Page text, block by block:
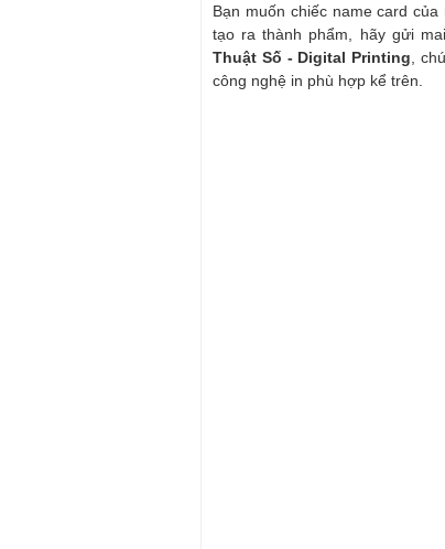
Bạn muốn chiếc name card
tạo ra thành phẩm, hãy gửi
Thuật Số - Digital Printing ,
công nghệ in phù hợp kể trên.